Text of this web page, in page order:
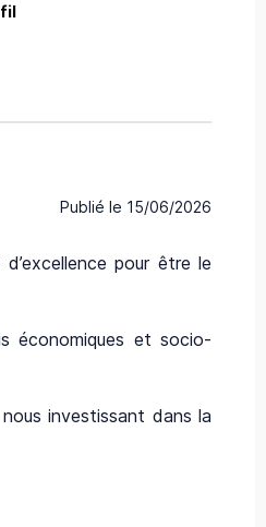
Publié le 15/06/2026
pour être le
économiques et socio-
investissant dans la